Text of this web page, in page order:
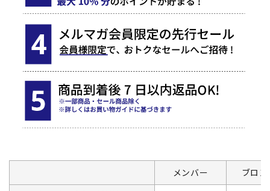
メンバー ブロン